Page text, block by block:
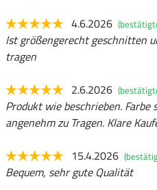
4.6.2026
Ist größengerecht geschnitten
tragen
2.6.2026
Produkt wie beschrieben. Farbe
angenehm zu Tragen. Klare
15.4.2026
Bequem, sehr gute Qualität